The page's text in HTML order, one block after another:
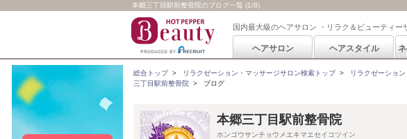
本郷三丁目駅前整骨院のブログ一覧 (1/8)
国内最大級のヘアサロン ・リラク＆ビューティー
ヘアサロン ヘアスタイル
総合トップ> リラクゼーション・マッサージサロン検索トップ> リラクゼーショ
三丁目駅前整骨院 > ブログ
本郷三丁目駅前整骨院
ホンゴウサンチョウメエキマエセイコツイン